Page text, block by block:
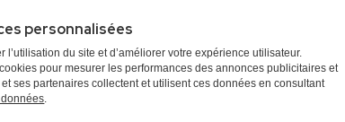
personnalisées
du site et d’améliorer votre expérience utilisateur.
pour mesurer les performances des annonces publicitaires et
ses partenaires collectent et utilisent ces données en consultant
.